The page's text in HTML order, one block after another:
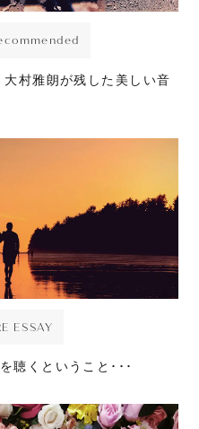
村雅朗が残した美しい音
ESSAY
聴くということ･･･